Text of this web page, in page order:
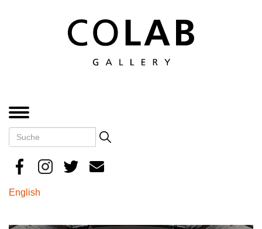
Search
Suche
English